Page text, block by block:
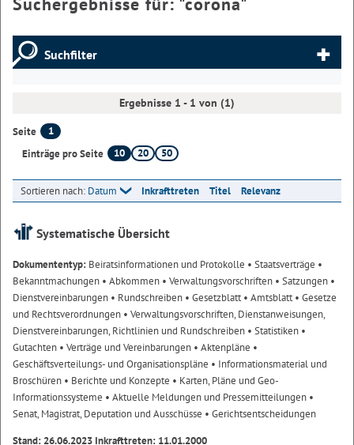
Suchfilter
Ergebnisse 1 - 1 von (1)
Seite
1
Einträge pro Seite
10 20 50
Sortieren nach: Datum Inkrafttreten Titel Relevanz
Systematische Übersicht
Dokumententyp: Beiratsinformationen und Protokolle • Staatsverträge •
Bekanntmachungen • Abkommen • Verwaltungsvorschriften • Satzungen •
Dienstvereinbarungen • Rundschreiben • Gesetzblatt• Amtsblatt• Gesetze
und Rechtsverordnungen • Verwaltungsvorschriften, Dienstanweisungen,
Dienstvereinbarungen, Richtlinien und Rundschreiben • Statistiken •
Gutachten • Verträge und Vereinbarungen • Aktenpläne •
Geschäftsverteilungs- und Organisationspläne • Informationsmaterial und
Broschüren • Berichte und Konzepte • Karten, Pläne und Geo-
Informationssysteme • Aktuelle Meldungen und Pressemitteilungen •
Senat, Magistrat, Deputation und Ausschüsse • Gerichtsentscheidungen
Stand: 26.06.2023 Inkrafttreten: 11.01.2000